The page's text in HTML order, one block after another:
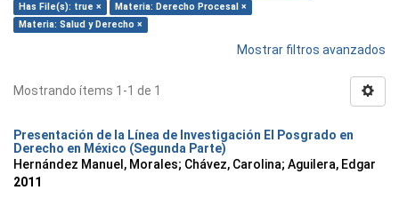
Has File(s): true ×
Materia: Derecho Procesal ×
Materia: Salud y Derecho ×
Mostrar filtros avanzados
Mostrando ítems 1-1 de 1
Presentación de la Línea de Investigación El Posgrado en
Derecho en México (Segunda Parte)
Hernández Manuel, Morales; Chávez, Carolina; Aguilera, Edgar
2011